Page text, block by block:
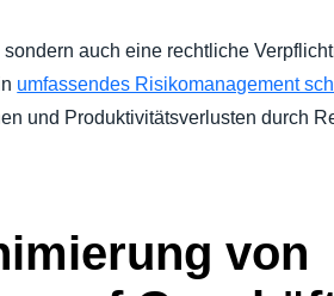
auch eine rechtliche
umfassendes Risikomanagement
und Produktivitätsverlusten durch
von